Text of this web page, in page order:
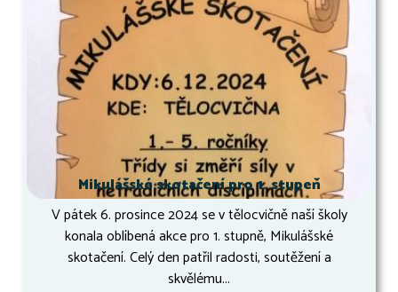
Mikulášské skotačení pro 1. stupeň
V pátek 6. prosince 2024 se v tělocvičně naší školy
konala oblíbená akce pro 1. stupně, Mikulášské
skotačení. Celý den patřil radosti, soutěžení a
skvělému...